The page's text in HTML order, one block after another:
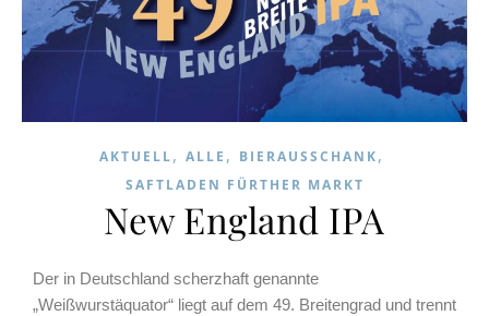
AKTUELL, ALLE , BIERAUSSCHANK,
SAFTLADEN FÜRTHER MARKT
New England IPA
Der in Deutschland scherzhaft genannte
„Weißwurstäquator“ liegt auf dem 49. Breitengrad und trennt